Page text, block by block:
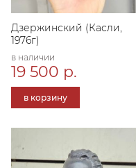
Дзержинский (Касли,
1976г)
в наличии
19 500 р.
в корзину